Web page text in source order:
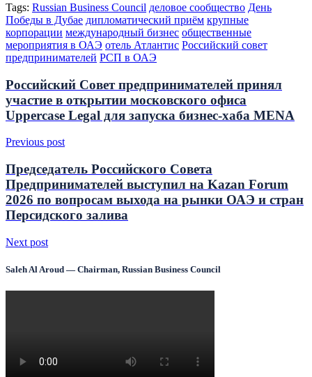
Tags: Russian Business Council деловое сообщество День
Победы в Дубае дипломатический приём крупные
корпорации международный бизнес общественные
мероприятия в ОАЭ отель Атлантис Российский совет
предпринимателей РСП в ОАЭ
Российский Совет предпринимателей принял
участие в открытии московского офиса
Uppercase Legal для запуска бизнес-хаба MENA
Previous post
Председатель Российского Совета
Предпринимателей выступил на Kazan Forum
2026 по вопросам выхода на рынки ОАЭ и стран
Персидского залива
Next post
Saleh Al Aroud — Chairman, Russian Business Council